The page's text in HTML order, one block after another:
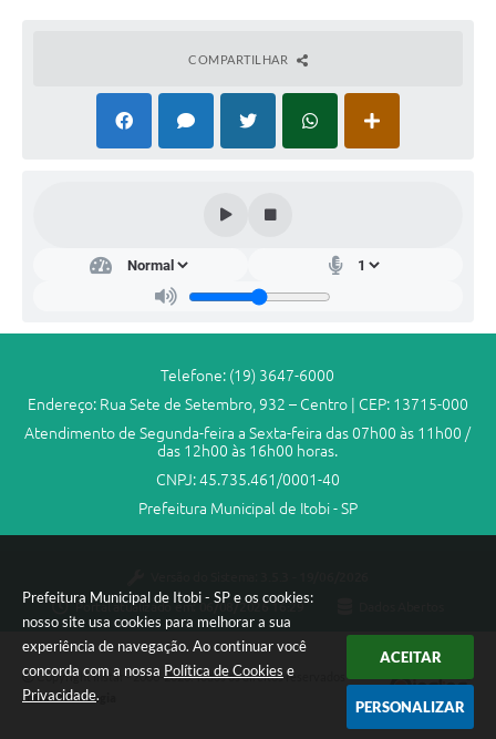
Prefeitura Municipal de Itobi - SP e os cookies:
nosso site usa cookies para melhorar a sua
experiência de navegação. Ao continuar você
concorda com a nossa Política de Cookies e
Privacidade.
ACEITAR
PERSONALIZAR
COMPARTILHAR
Telefone: (19) 3647-6000
Endereço: Rua Sete de Setembro, 932 – Centro | CEP: 13715-000
Atendimento de Segunda-feira a Sexta-feira das 07h00 às 11h00 /
das 12h00 às 16h00 horas.
CNPJ: 45.735.461/0001-40
Prefeitura Municipal de Itobi - SP
Portal atualizado em:06/08/2026 16:29
Copyright Instar - 2006-2026. Todos os direitos reservados -
Instar Tecnologia